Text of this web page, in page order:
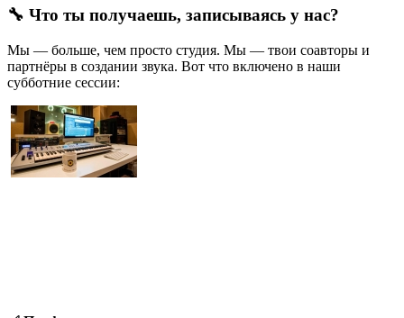
🔧 Что ты получаешь, записываясь у нас?
Мы — больше, чем просто студия. Мы — твои соавторы и
партнёры в создании звука. Вот что включено в наши
субботние сессии: